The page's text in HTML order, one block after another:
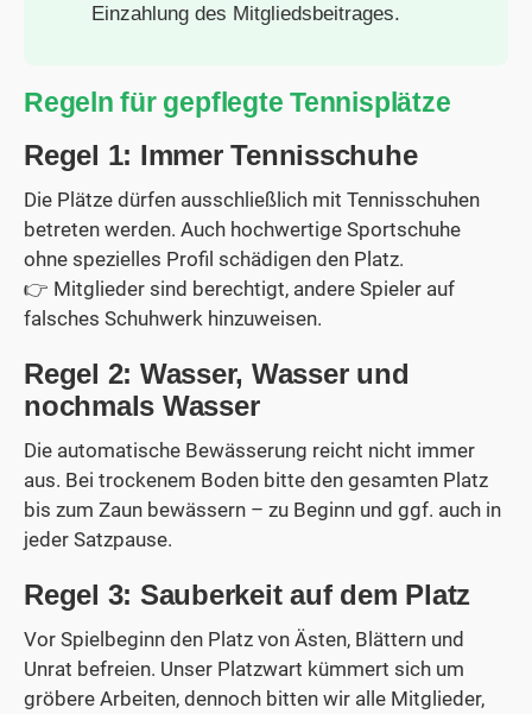
Einzahlung des Mitgliedsbeitrages.
Regeln für gepflegte Tennisplätze
Regel 1: Immer Tennisschuhe
Die Plätze dürfen ausschließlich mit Tennisschuhen
betreten werden. Auch hochwertige Sportschuhe
ohne spezielles Profil schädigen den Platz.
👉 Mitglieder sind berechtigt, andere Spieler auf
falsches Schuhwerk hinzuweisen.
Regel 2: Wasser, Wasser und
nochmals Wasser
Die automatische Bewässerung reicht nicht immer
aus. Bei trockenem Boden bitte den gesamten Platz
bis zum Zaun bewässern – zu Beginn und ggf. auch in
jeder Satzpause.
Regel 3: Sauberkeit auf dem Platz
Vor Spielbeginn den Platz von Ästen, Blättern und
Unrat befreien. Unser Platzwart kümmert sich um
gröbere Arbeiten, dennoch bitten wir alle Mitglieder,